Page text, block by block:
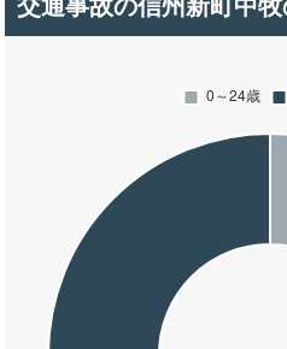
交通事故の信州新町中